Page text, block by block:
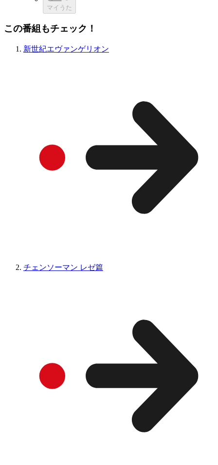
マイうた
この番組もチェック！
新世紀エヴァンゲリオン
チェンソーマン レゼ篇